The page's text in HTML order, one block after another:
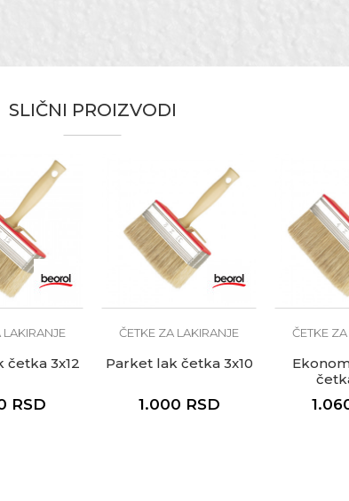
SLIČNI PROIZVODI
LAKIRANJE
četka 3x12
RSD
ČETKE ZA LAKIRANJE
Parket lak četka 3x10
1.000 RSD
ČETKE